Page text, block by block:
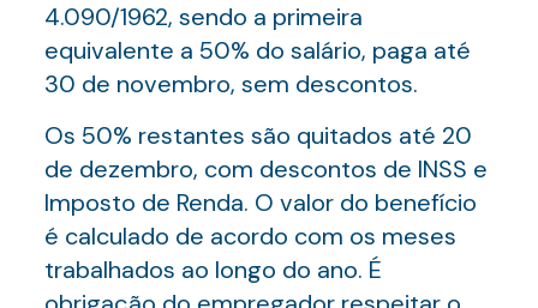
4.090/1962, sendo a primeira
equivalente a 50% do salário, paga até
30 de novembro, sem descontos.
Os 50% restantes são quitados até 20
de dezembro, com descontos de INSS e
Imposto de Renda. O valor do benefício
é calculado de acordo com os meses
trabalhados ao longo do ano. É